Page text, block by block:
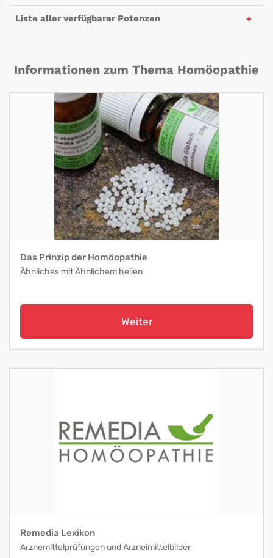
Liste aller verfügbarer Potenzen
Informationen zum Thema Homöopathie
Das Prinzip der Homöopathie
Ähnliches mit Ähnlichem heilen
Weiter
Remedia Lexikon
Arznemittelprüfungen und Arzneimittelbilder